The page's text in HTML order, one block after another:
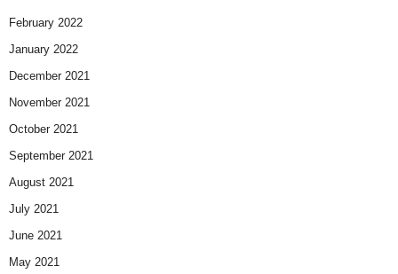
February 2022
January 2022
December 2021
November 2021
October 2021
September 2021
August 2021
July 2021
June 2021
May 2021